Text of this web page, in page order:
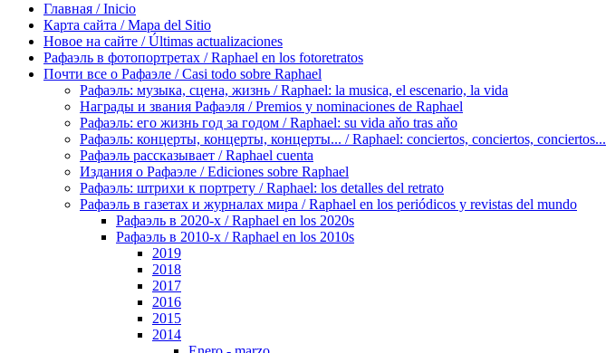
Главная / Inicio
Карта сайта / Mapa del Sitio
Новое на сайте / Últimas actualizaciones
Рафаэль в фотопортретах / Raphael en los fotoretratos
Почти все о Рафаэле / Casi todo sobre Raphael
Рафаэль: музыка, сцена, жизнь / Raphael: la musica, el escenario, la vida
Награды и звания Рафаэля / Premios y nominaciones de Raphael
Рафаэль: его жизнь год за годом / Raphael: su vida aňo tras aňo
Рафаэль: концерты, концерты, концерты... / Raphael: conciertos, сonciertos, сonciertos...
Рафаэль рассказывает / Raphael cuenta
Издания о Рафаэле / Ediciones sobre Raphael
Рафаэль: штрихи к портрету / Raphael: los detalles del retrato
Рафаэль в газетах и журналах мира / Raphael en los periódicos y revistas del mundo
Рафаэль в 2020-х / Raphael en los 2020s
Рафаэль в 2010-х / Raphael en los 2010s
2019
2018
2017
2016
2015
2014